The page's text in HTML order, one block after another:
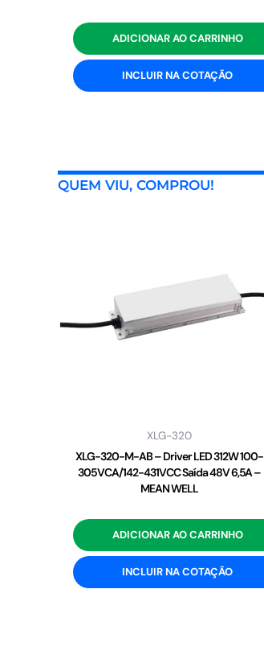
ADICIONAR AO CARRINHO
INCLUIR NA COTAÇÃO
QUEM VIU, COMPROU!
XLG-320
XLG-320-M-AB – Driver LED 312W 100-
305VCA/142-431VCC Saída 48V 6,5A –
MEAN WELL
ADICIONAR AO CARRINHO
INCLUIR NA COTAÇÃO